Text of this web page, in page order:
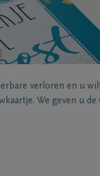
verloren en u
We geven u de